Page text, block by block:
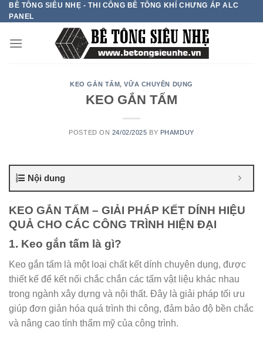
Skip
to
BÊ TÔNG SIÊU NHẸ - THI CÔNG BÊ TÔNG KHÍ CHƯNG ÁP ALC
PANEL
KEO GẮN TẤM,VỮA CHUYÊN DỤNG
KEO GẮN TẤM
POSTED ON 24/02/2025 BY PHAMDUY
Nội dung
KEO GẮN TẤM – GIẢI PHÁP KẾT DÍNH HIỆU
QUẢ CHO CÁC CÔNG TRÌNH HIỆN ĐẠI
1. Keo gắn tấm là gì?
Keo gắn tấm là một loại chất kết dính chuyên dụng, được
thiết kế để kết nối chắc chắn các tấm vật liệu khác nhau
trong ngành xây dựng và nội thất. Đây là giải pháp tối ưu
giúp đơn giản hóa quá trình thi công, đảm bảo độ bền chắc
và nâng cao tính thẩm mỹ của công trình.